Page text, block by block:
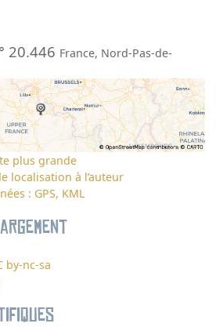
20.446 France, Nord-Pas-de-
plus grande
localisation à l’auteur
: GPS, KML
by-nc-sa